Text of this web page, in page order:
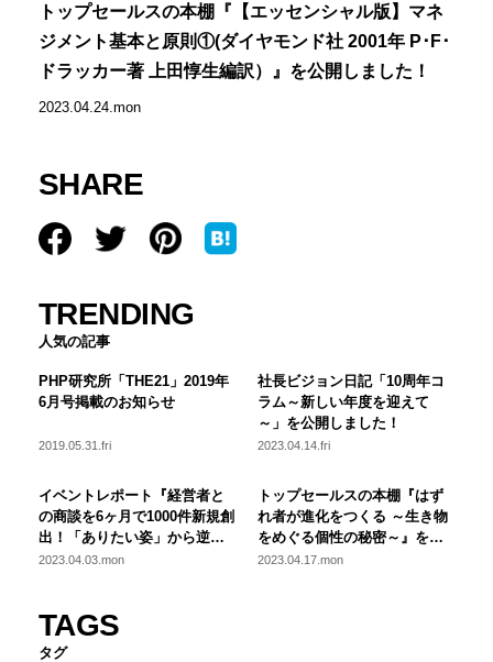
トップセールスの本棚『【エッセンシャル版】マネ
ジメント基本と原則①(ダイヤモンド社 2001年 P･F･
ドラッカー著 上田惇生編訳）』を公開しました！
2023.04.24.mon
SHARE
TRENDING
人気の記事
PHP研究所「THE21」2019年
6月号掲載のお知らせ
2019.05.31.fri
社長ビジョン日記「10周年コ
ラム～新しい年度を迎えて
～」を公開しました！
2023.04.14.fri
イベントレポート『経営者と
の商談を6ヶ月で1000件新規創
出！「ありたい姿」から逆算
した営業改革の秘訣』を公開
2023.04.03.mon
トップセールスの本棚『はず
れ者が進化をつくる ～生き物
をめぐる個性の秘密～』を公
開しました！
2023.04.17.mon
TAGS
タグ